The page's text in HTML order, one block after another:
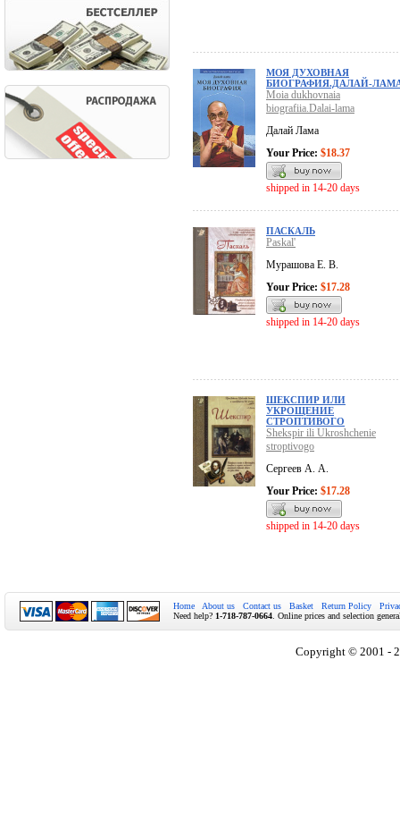
МОЯ ДУХОВНАЯ
БИОГРАФИЯ.ДАЛАЙ-
Moia dukhovnaia
biografiia.Dalai-lama
Далай Лама
Your Price: $18.37
shipped in 14-20 days
ПАСКАЛЬ
Paskal'
Мурашова Е. В.
Your Price: $17.28
shipped in 14-20 days
ШЕКСПИР ИЛИ
УКРОЩЕНИЕ
СТРОПТИВОГО
Shekspir ili Ukroshchenie
stroptivogo
Сергеев А. А.
Your Price: $17.28
shipped in 14-20 days
Home About us Contact us Basket Return Policy
Need help? 1-718-787-0664 . Online prices and selection
Copyright © 2001 -